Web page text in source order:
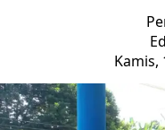
Kamis,